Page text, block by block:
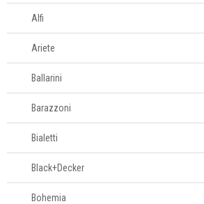
Complementos
Esculturas
Espelhos
Fruteiras
Gardens
Alfi
Ariete
Ballarini
Barazzoni
Bialetti
Black+Decker
Bohemia